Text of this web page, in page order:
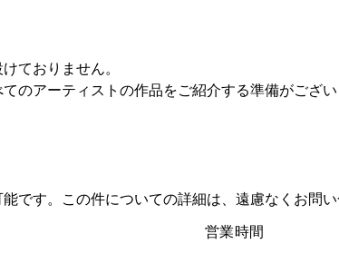
ておりません。
のアーティストの作品をご紹介する準備がござ
です。この件についての詳細は、遠慮なくお問い
営業時間